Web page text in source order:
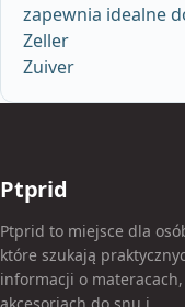
zapewnia idealne
Zeller
Zuiver
Ptprid
Ptprid to miejsce dla
które szukają
informacji o materacach,